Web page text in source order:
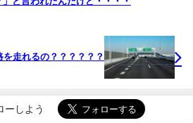
を走れるの？？？？？？
ーしよう